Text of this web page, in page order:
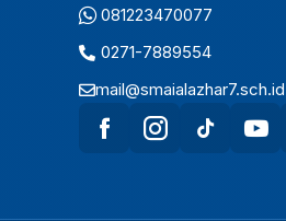
081223470077
0271-7889554
mail@smaialazhar7.sch.id